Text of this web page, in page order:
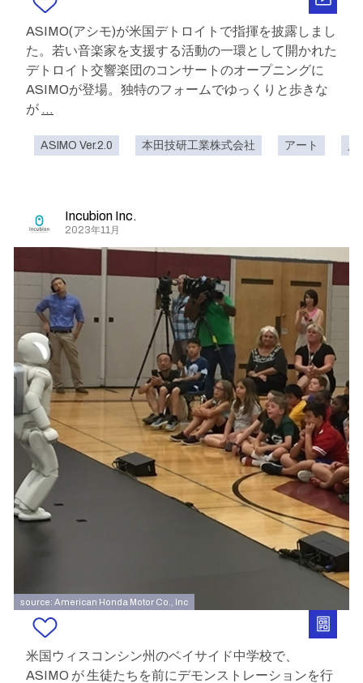
ASIMO(アシモ)が米国デトロイトで指揮を披露しまし
た。若い音楽家を支援する活動の一環として開かれた
デトロイト交響楽団のコンサートのオープニングに
ASIMOが登場。独特のフォームでゆっくりと歩きな
が ...
ASIMO Ver.2.0 本田技研工業株式会社 アート
Incubion Inc.
2023年11月
source: American Honda Motor Co., Inc
米国ウィスコンシン州のベイサイド中学校で、
ASIMO が 生徒たちを前にデモンストレーションを行